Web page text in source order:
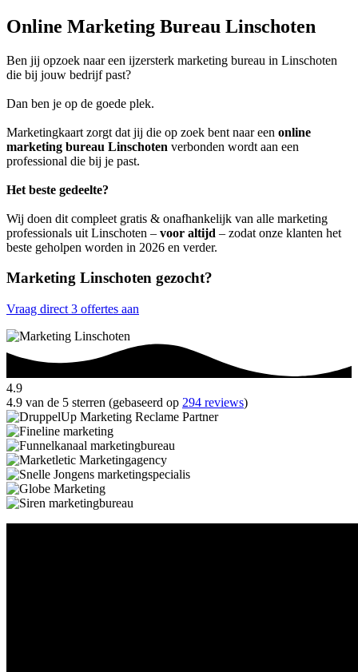
Online Marketing Bureau Linschoten
Ben jij opzoek naar een ijzersterk marketing bureau in Linschoten
die bij jouw bedrijf past?
Dan ben je op de goede plek.
Marketingkaart zorgt dat jij die op zoek bent naar een online
marketing bureau Linschoten verbonden wordt aan een
professional die bij je past.
Het beste gedeelte?
Wij doen dit compleet gratis & onafhankelijk van alle marketing
professionals uit Linschoten – voor altijd – zodat onze klanten het
beste geholpen worden in 2026 en verder.
Marketing Linschoten gezocht?
Vraag direct 3 offertes aan
4.9
4.9 van de 5 sterren (gebaseerd op 294 reviews)